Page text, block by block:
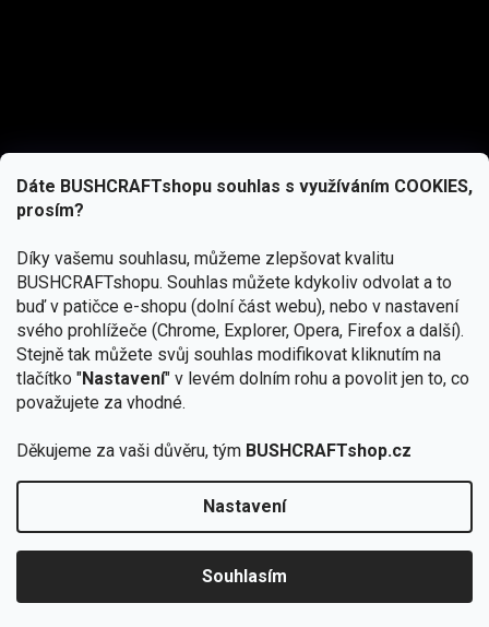
Dáte BUSHCRAFTshopu souhlas s využíváním COOKIES,
prosím?
Díky vašemu souhlasu, můžeme zlepšovat kvalitu
BUSHCRAFTshopu. Souhlas můžete kdykoliv odvolat a to
buď v patičce e-shopu (dolní část webu), nebo v nastavení
svého prohlížeče (Chrome, Explorer, Opera, Firefox a další).
Stejně tak můžete svůj souhlas modifikovat kliknutím na
tlačítko "Nastavení" v levém dolním rohu a povolit jen to, co
považujete za vhodné.
Děkujeme za vaši důvěru, tým BUSHCRAFTshop.cz
Nastavení
Souhlasím
zapojte se do slosování o kurz s
podmínkami ochrany osobních údajů
Copyright 2026BUSHCRAFTshop.cz. Všechna práva
vyhrazena.Upravit nastavení cookies